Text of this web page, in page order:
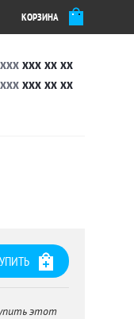
КОРЗИНА
xxx xx xx
xxx xx xx
этот